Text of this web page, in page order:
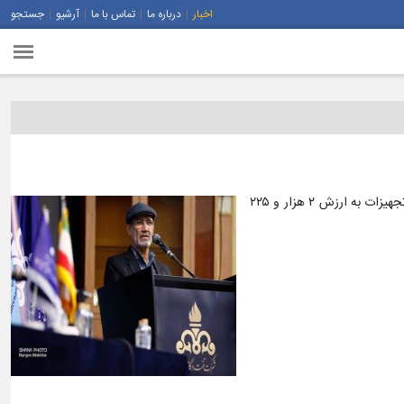
اخبار درباره ما تماس با ما آرشیو جستجو
به گزارش پایگاه خبری شیرین خبر، شرکت‌های ملی مناطق نفت‌خیز جنوب و بهره‌برداری نفت و گاز گچساران امروز (جمعه، ۲۱ اردیبهشت)، ۱۴ قرارداد خرید کالا و تجهیزات به ارزش ۲ هزار و ۲۲۵